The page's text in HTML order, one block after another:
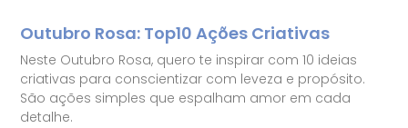
Outubro Rosa: Top10 Ações Criativas
Neste Outubro Rosa, quero te inspirar com 10 ideias
criativas para conscientizar com leveza e propósito.
São ações simples que espalham amor em cada
detalhe.